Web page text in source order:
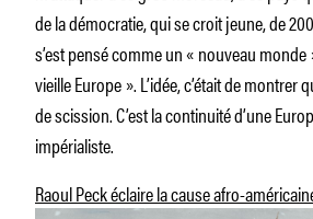
de la démocratie, qui se croit jeune, de
s’est pensé comme un « nouveau
vieille Europe ». L’idée, c’était de montrer
de scission. C’est la continuité d’une
impérialiste.
Raoul Peck éclaire la cause afro-